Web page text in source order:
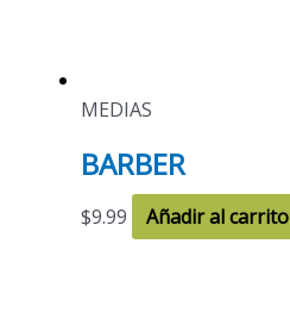
MEDIAS
BARBER
$9.99 Añadir al carrito